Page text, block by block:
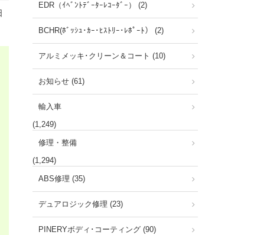
EDR（ｲﾍﾞﾝﾄﾃﾞｰﾀｰﾚｺｰﾀﾞｰ） (2)
BCHR(ﾎﾞｯｼｭ･ｶｰ･ﾋｽﾄﾘｰ･ﾚﾎﾟｰﾄ） (2)
アルミメッキ･クリーン＆コート (10)
お知らせ (61)
輸入車
(1,249)
修理・整備
(1,294)
ABS修理 (35)
デュアロジック修理 (23)
PINERYボディ･コーティング (90)